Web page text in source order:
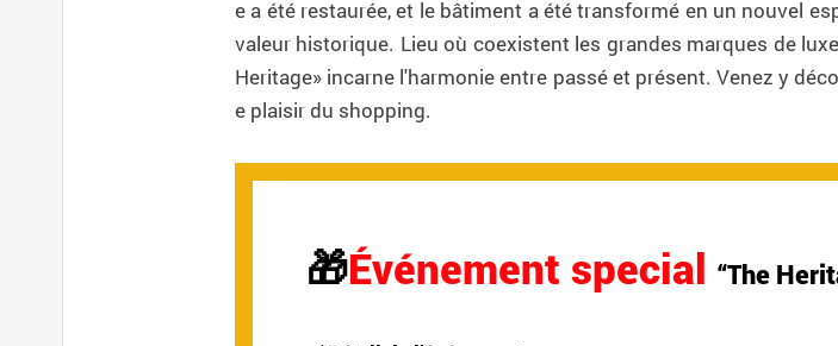
e a été restaurée, et le bâtiment a été transformé en un nouvel
valeur historique. Lieu où coexistent les grandes marques de
Heritage» incarne l'harmonie entre passé et présent. Venez y
e plaisir du shopping.
🎁Événement special “The